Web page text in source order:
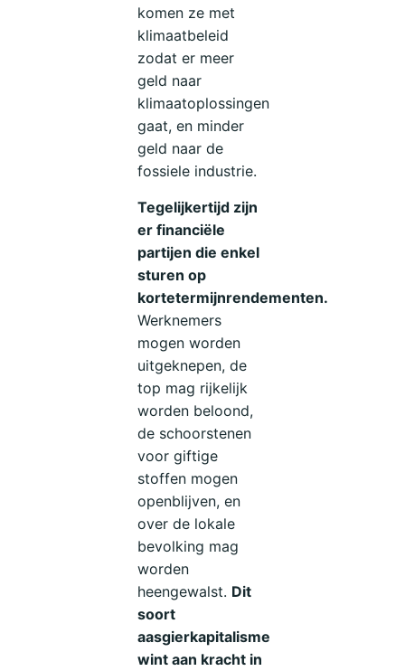
komen ze met
klimaatbeleid
zodat er meer
geld naar
klimaatoplossingen
gaat, en minder
geld naar de
fossiele industrie.
Tegelijkertijd zijn
er financiële
partijen die enkel
sturen op
kortetermijnrendementen.
Werknemers
mogen worden
uitgeknepen, de
top mag rijkelijk
worden beloond,
de schoorstenen
voor giftige
stoffen mogen
openblijven, en
over de lokale
bevolking mag
worden
heengewalst. Dit
soort
aasgierkapitalisme
wint aan kracht in